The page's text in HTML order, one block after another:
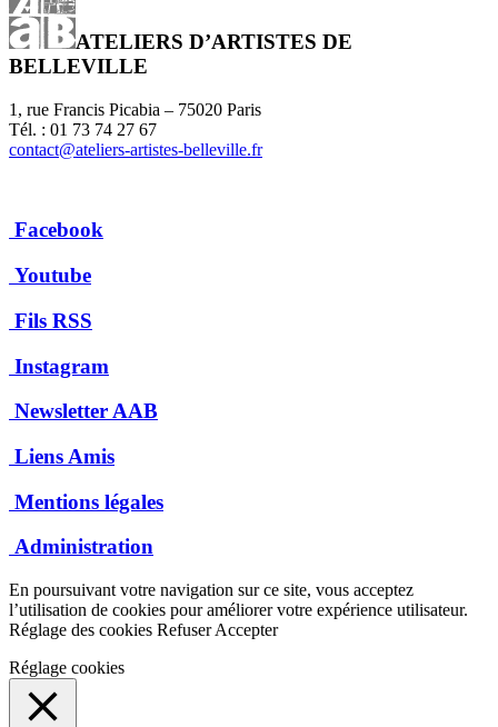
ATELIERS D’ARTISTES DE
BELLEVILLE
1, rue Francis Picabia – 75020 Paris
Tél. : 01 73 74 27 67
contact@ateliers-artistes-belleville.fr
Facebook
Youtube
Fils RSS
Instagram
Newsletter AAB
Liens Amis
Mentions légales
Administration
En poursuivant votre navigation sur ce site, vous acceptez
l’utilisation de cookies pour améliorer votre expérience utilisateur.
Réglage des cookies Refuser Accepter
Réglage cookies